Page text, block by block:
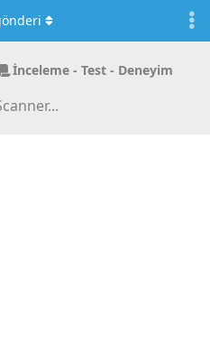
İnceleme - Test - Deneyim